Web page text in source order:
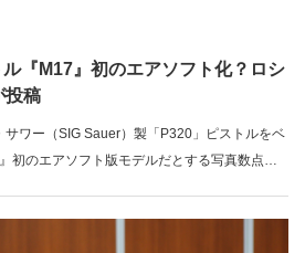
『M17』初のエアソフト化？ロシ
投稿
ワー（SIG Sauer）製「P320」ピストルをベ
初のエアソフト版モデルだとする写真数点